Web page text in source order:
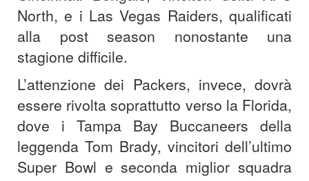
North, e i Las Vegas Raiders, qualificati
alla post season nonostante una
stagione difficile.
L’attenzione dei Packers, invece, dovrà
essere rivolta soprattutto verso la Florida,
dove i Tampa Bay Buccaneers della
leggenda Tom Brady, vincitori dell’ultimo
Super Bowl e seconda miglior squadra